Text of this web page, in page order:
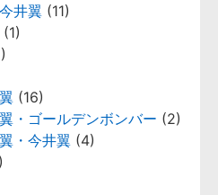
井翼 (11)
(1)
(16)
・ゴールデンボンバー (2)
・今井翼 (4)